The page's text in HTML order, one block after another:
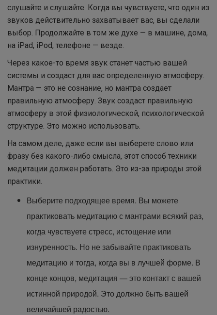
слушайте и слушайте. Когда вы чувствуете, что один из
звуков действительно захватывает вас, вы сделали
выбор. Продолжайте в том же духе — в машине, дома,
на iPad, iPod, телефоне — везде.
Через какое-то время звук станет частью вашей
системы и создаст для вас определенную атмосферу.
Мантра — это не сознание, но мантра создает
правильную атмосферу. Звук создаст правильную
атмосферу в этой физиологической, психологической
структуре. Это можно использовать.
На самом деле, даже если вы выберете слово или
фразу без какого-либо смысла, этот способ техники
медитации должен работать. Это из-за природы этой
практики.
Выберите подходящее время. Вы можете
практиковать медитацию с мантрами всякий раз,
когда чувствуете стресс, истощение или
изнуренность. Но не забывайте практиковать
медитацию и тогда, когда вы в лучшей форме. В
конце концов, медитация — это контакт с вашей
истинной природой. Это должно быть вашей
величайшей радостью.